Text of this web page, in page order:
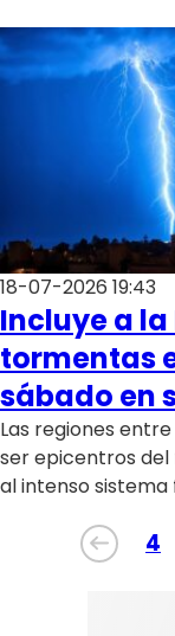
18-07-2026 19:43
Incluye a la
tormentas
sábado en
Las regiones
ser epicentros
al intenso sistema